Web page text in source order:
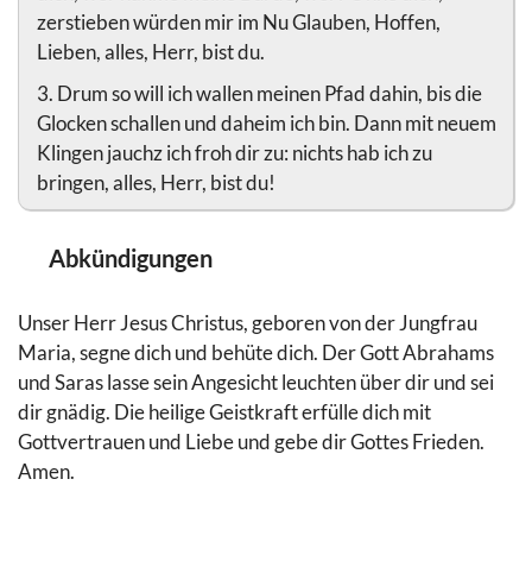
zerstieben würden mir im Nu Glauben, Hoffen,
Lieben, alles, Herr, bist du.
3. Drum so will ich wallen meinen Pfad dahin, bis die
Glocken schallen und daheim ich bin. Dann mit neuem
Klingen jauchz ich froh dir zu: nichts hab ich zu
bringen, alles, Herr, bist du!
Abkündigungen
Unser Herr Jesus Christus, geboren von der Jungfrau
Maria, segne dich und behüte dich. Der Gott Abrahams
und Saras lasse sein Angesicht leuchten über dir und sei
dir gnädig. Die heilige Geistkraft erfülle dich mit
Gottvertrauen und Liebe und gebe dir Gottes Frieden.
Amen.